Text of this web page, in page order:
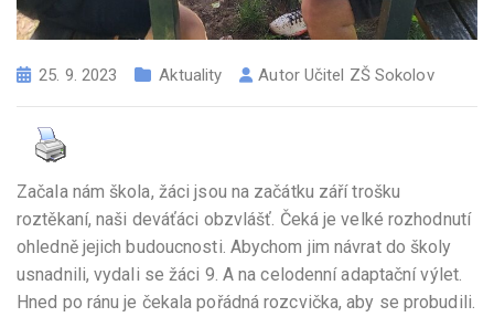
25. 9. 2023 Aktuality Autor Učitel ZŠ Sokolov
Začala nám škola, žáci jsou na začátku září trošku
roztěkaní, naši deváťáci obzvlášť. Čeká je velké rozhodnutí
ohledně jejich budoucnosti. Abychom jim návrat do školy
usnadnili, vydali se žáci 9. A na celodenní adaptační výlet.
Hned po ránu je čekala pořádná rozcvička, aby se probudili.